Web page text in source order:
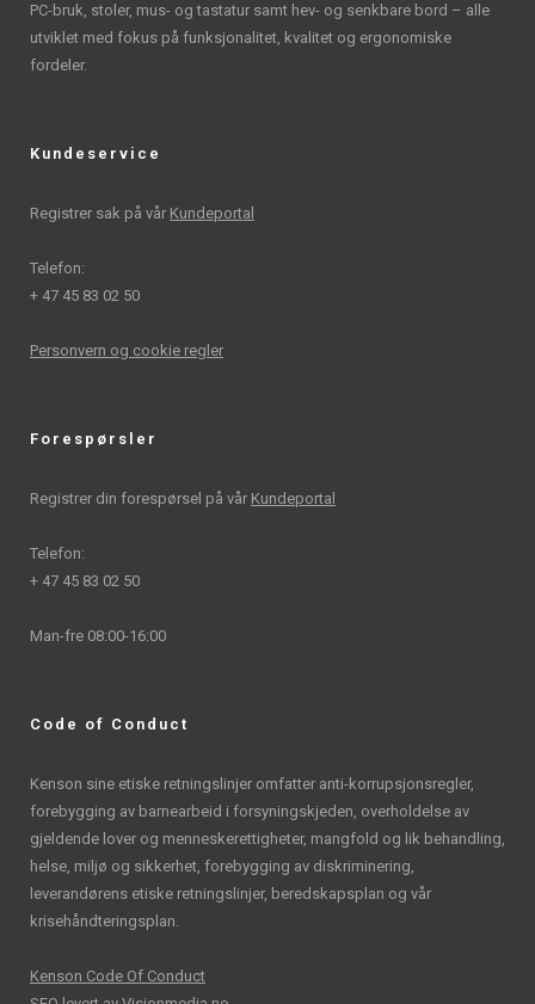
PC-bruk, stoler, mus- og tastatur samt hev- og senkbare bord – alle
utviklet med fokus på funksjonalitet, kvalitet og ergonomiske
fordeler.
Kundeservice
Registrer sak på vår Kundeportal
Telefon:
+ 47 45 83 02 50
Personvern og cookie regler
Forespørsler
Registrer din forespørsel på vår Kundeportal
Telefon:
+ 47 45 83 02 50
Man-fre 08:00-16:00
Code of Conduct
Kenson sine etiske retningslinjer omfatter anti-korrupsjonsregler,
forebygging av barnearbeid i forsyningskjeden, overholdelse av
gjeldende lover og menneskerettigheter, mangfold og lik behandling,
helse, miljø og sikkerhet, forebygging av diskriminering,
leverandørens etiske retningslinjer, beredskapsplan og vår
krisehåndteringsplan.
Kenson Code Of Conduct